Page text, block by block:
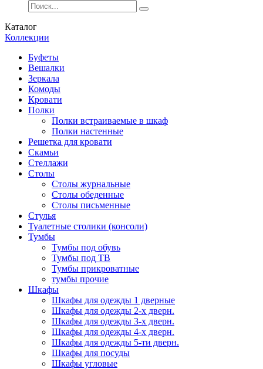
Каталог
Коллекции
Буфеты
Вешалки
Зеркала
Комоды
Кровати
Полки
Полки встраиваемые в шкаф
Полки настенные
Решетка для кровати
Скамьи
Стеллажи
Столы
Столы журнальные
Столы обеденные
Столы письменные
Стулья
Туалетные столики (консоли)
Тумбы
Тумбы под обувь
Тумбы под ТВ
Тумбы прикроватные
тумбы прочие
Шкафы
Шкафы для одежды 1 дверные
Шкафы для одежды 2-х дверн.
Шкафы для одежды 3-х дверн.
Шкафы для одежды 4-х дверн.
Шкафы для одежды 5-ти дверн.
Шкафы для посуды
Шкафы угловые